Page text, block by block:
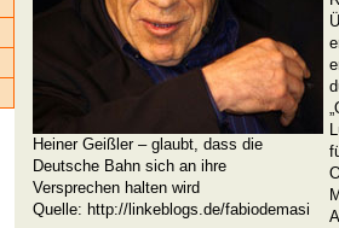
Heiner Geißler – glaubt, dass die
Deutsche Bahn sich an ihre
Versprechen halten wird
Quelle: http://linkeblogs.de/fabiodemasi